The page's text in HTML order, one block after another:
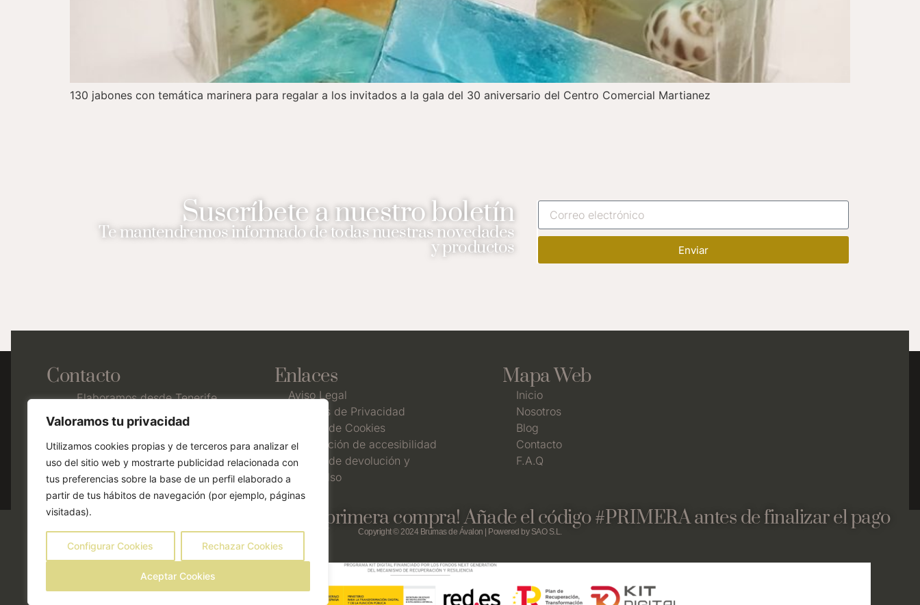
Valoramos tu privacidad
Utilizamos cookies propias y de terceros para analizar el
uso del sitio web y mostrarte publicidad relacionada con
tus preferencias sobre la base de un perfil elaborado a
partir de tus hábitos de navegación (por ejemplo, páginas
visitadas).
Configurar Cookies Rechazar Cookies
Aceptar Cookies
130 jabones con temática marinera para regalar a los invitados a la gala del 30 aniversario del Centro Comercial Martianez
Suscríbete a nuestro boletín
Te mantendremos informado de todas nuestras novedades
y productos Enviar
Contacto
Elaboramos desde Tenerife,
Canarias
638 35 77 53
cbrumasdeavalon@gmail.com
Enlaces
Aviso Legal
Políticas de Privacidad
Política de Cookies
Declaración de accesibilidad
Política de devolución y
reembolso
Mapa Web
Inicio
Nosotros
Blog
Contacto
F.A.Q
¡Consigue un 15% de descuento en tu primera compra! Añade el código #PRIMERA antes de finalizar el pago
Copyright © 2024 Brumas de Ávalon | Powered by SAO S.L.